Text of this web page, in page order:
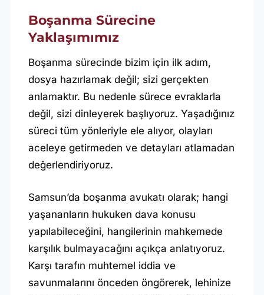
Ş
E
D
E
N
I
Z
O
A
L
Boşanma Sürecine
Yaklaşımımız
Boşanma sürecinde bizim için ilk adım,
dosya hazırlamak değil; sizi gerçekten
anlamaktır. Bu nedenle sürece evraklarla
değil, sizi dinleyerek başlıyoruz. Yaşadığınız
süreci tüm yönleriyle ele alıyor, olayları
aceleye getirmeden ve detayları atlamadan
değerlendiriyoruz.
Samsun’da boşanma avukatı olarak; hangi
yaşananların hukuken dava konusu
yapılabileceğini, hangilerinin mahkemede
karşılık bulmayacağını açıkça anlatıyoruz.
Karşı tarafın muhtemel iddia ve
savunmalarını önceden öngörerek, lehinize